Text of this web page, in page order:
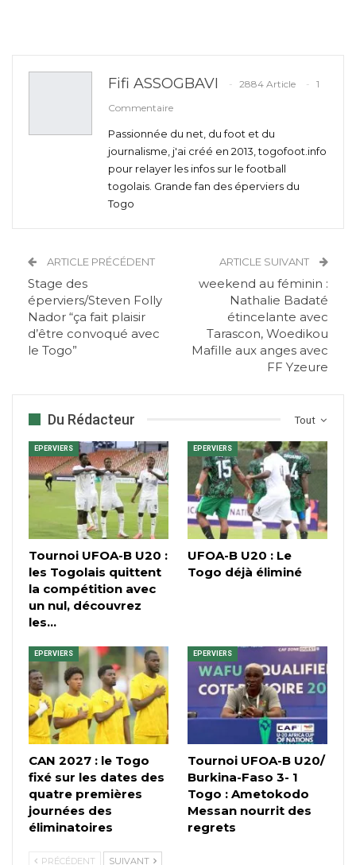
Fifi ASSOGBAVI 2884 Article
1
Commentaire
Passionnée du net, du foot et du
journalisme, j'ai créé en 2013, togofoot.info
pour relayer les infos sur le football
togolais. Grande fan des éperviers du
Togo
ARTICLE PRÉCÉDENT
Stage des
éperviers/Steven Folly
Nador “ça fait plaisir
d’être convoqué avec
le Togo”
ARTICLE SUIVANT
weekend au féminin :
Nathalie Badaté
étincelante avec
Tarascon, Woedikou
Mafille aux anges avec
FF Yzeure
Tout
Du Rédacteur
EPERVIERS
Tournoi UFOA-B U20 :
les Togolais quittent
la compétition avec
un nul, découvrez
les…
EPERVIERS
UFOA-B U20 : Le
Togo déjà éliminé
EPERVIERS
CAN 2027 : le Togo
fixé sur les dates des
quatre premières
journées des
éliminatoires
EPERVIERS
Tournoi UFOA-B U20/
Burkina-Faso 3- 1
Togo : Ametokodo
Messan nourrit des
regrets
PRÉCÉDENT SUIVANT